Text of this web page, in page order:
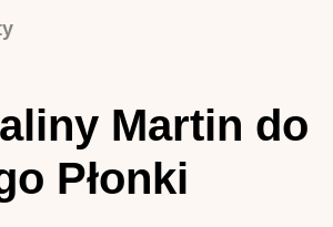
Martin do
Płonki